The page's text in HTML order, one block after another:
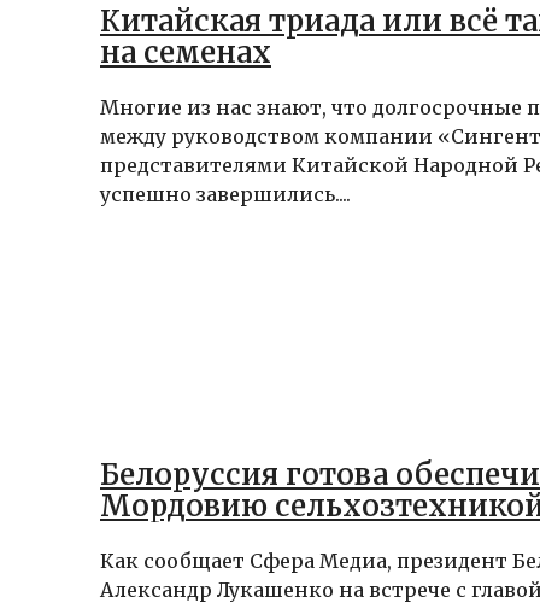
Китайская триада или всё
на семенах
Многие из нас знают, что долгосрочные
между руководством компании
представителями Китайской Народной
успешно завершились....
Белоруссия готова
Мордовию
Как сообщает Сфера Медиа, президент
Александр Лукашенко на встрече с